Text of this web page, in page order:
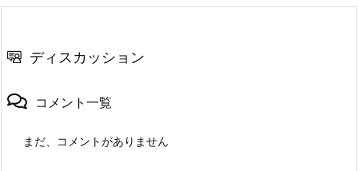
ディスカッション
コメント一覧
まだ、コメントがありません